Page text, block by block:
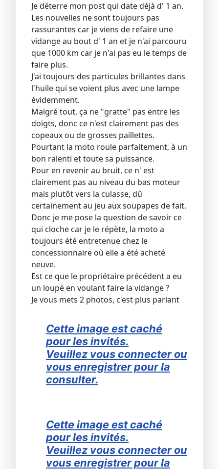
Je déterre mon post qui date déjà d' 1 an.
Les nouvelles ne sont toujours pas
rassurantes car je viens de refaire une
vidange au bout d' 1 an et je n'ai parcouru
que 1000 km car je n'ai pas eu le temps de
faire plus.
J'ai toujours des particules brillantes dans
l'huile qui se voient plus avec une lampe
évidemment.
Malgré tout, ça ne "gratte" pas entre les
doigts, donc ce n'est clairement pas des
copeaux ou de grosses paillettes.
Pourtant la moto roule parfaitement, à un
bon ralenti et toute sa puissance.
Pour en revenir au bruit, ce n' est
clairement pas au niveau du bas moteur
mais plutôt vers la culasse, dû
certainement au jeu aux soupapes de fait.
Donc je me pose la question de savoir ce
qui cloche car je le répète, la moto a
toujours été entretenue chez le
concessionnaire où elle a été acheté
neuve.
Est ce que le propriétaire précédent a eu
un loupé en voulant faire la vidange ?
Je vous mets 2 photos, c'est plus parlant
Cette image est caché
pour les invités.
Veuillez vous connecter ou
vous enregistrer pour la
consulter.
Cette image est caché
pour les invités.
Veuillez vous connecter ou
vous enregistrer pour la